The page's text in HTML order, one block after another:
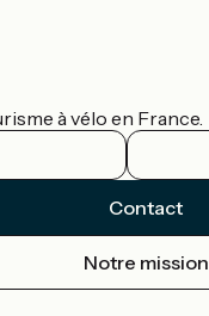
à vélo en France.
Contact
Notre mission